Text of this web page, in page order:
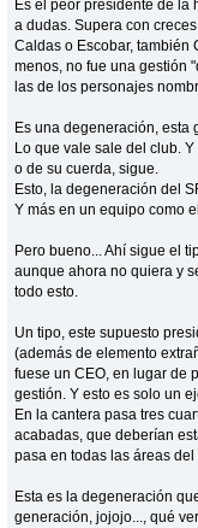
Es el peor presidente de la
a dudas. Supera con
Caldas o Escobar, también
menos, no fue una gestión
las de los personajes
Es una degeneración, esta
Lo que vale sale del club.
o de su cuerda, sigue.
Esto, la degeneración del
Y más en un equipo como
Pero bueno... Ahí sigue el
aunque ahora no quiera y
todo esto.
Un tipo, este supuesto
(además de elemento
fuese un CEO, en lugar de
gestión. Y esto es solo un
En la cantera pasa tres
acabadas, que deberían
pasa en todas las áreas del
Esta es la degeneración
generación, jojojo..., qué